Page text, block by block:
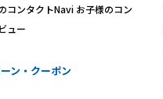
コンタクトNavi お子様のコン
ュー
ン・クーポン